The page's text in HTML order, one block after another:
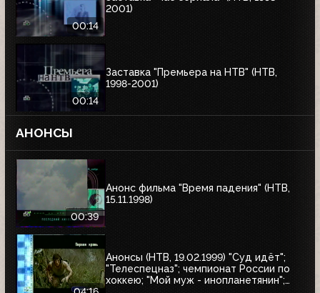
00:14
2001)
00:14
Заставка "Премьера на НТВ" (НТВ,
1998-2001)
АНОНСЫ
00:39
Анонс фильма "Время падения" (НТВ,
15.11.1998)
Анонсы (НТВ, 19.02.1999) "Суд идёт";
"Телеспецназ"; чемпионат России по
хоккею; "Мой муж - инопланетянин";